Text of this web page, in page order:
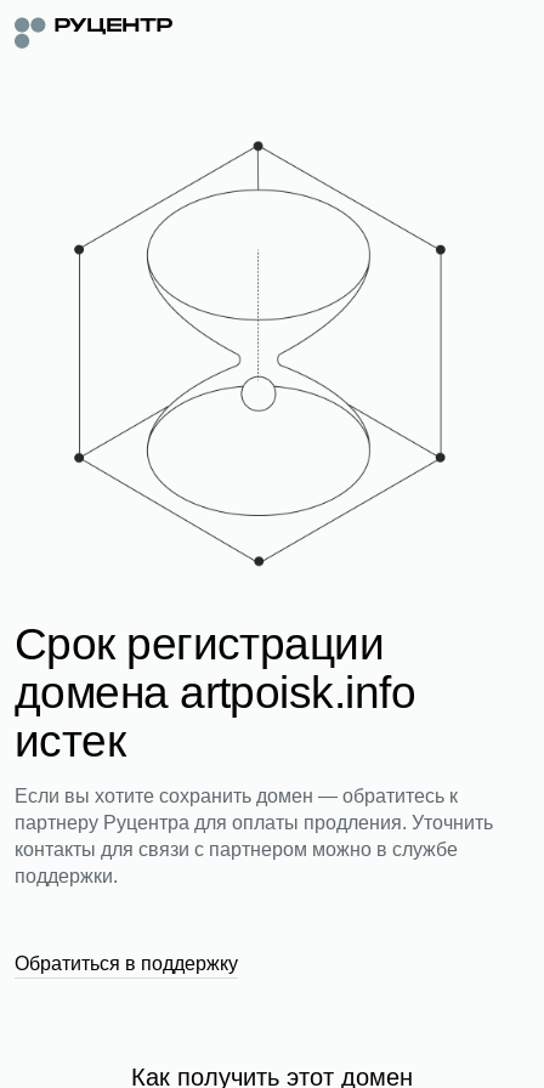
Срок регистрации
домена artpoisk.info
истек
Если вы хотите сохранить домен — обратитесь к
партнеру Руцентра для оплаты продления. Уточнить
контакты для связи с партнером можно в службе
поддержки.
Обратиться в поддержку
Как получить этот домен